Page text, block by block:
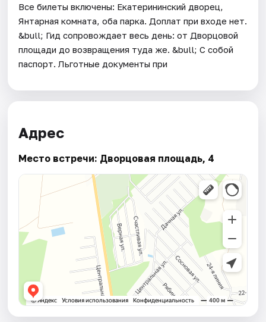
Все билеты включены: Екатерининский дворец,
Янтарная комната, оба парка. Доплат при входе нет.
&bull; Гид сопровождает весь день: от Дворцовой
площади до возвращения туда же. &bull; С собой
паспорт. Льготные документы при
Адрес
Место встречи: Дворцовая площадь, 4